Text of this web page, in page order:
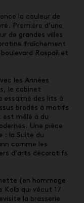
la couleur de
Première d’une
de grandes villes
fraîchement
Raspail et
les Années
le cabinet
essaimé des lits à
brodés à motifs
est mêlé à du
Une pièce
: la Suite du
comme les
d’arts décoratifs
(en hommage
Kolb qui vécut 17
la brasserie